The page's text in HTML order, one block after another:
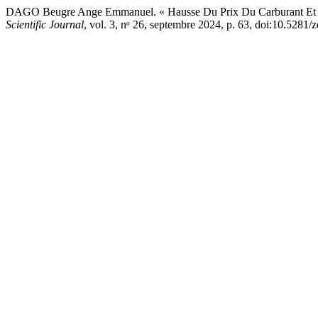
DAGO Beugre Ange Emmanuel. « Hausse Du Prix Du Carburant
Scientific Journal, vol. 3, nᵒ 26, septembre 2024, p. 63, doi:10.5281/